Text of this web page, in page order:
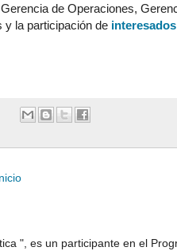
de Operaciones,
y la participación de interesados
", es un participante en el